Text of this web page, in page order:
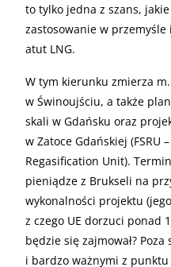
to tylko jedna z szans,
zastosowanie w
atut LNG.
W tym kierunku zmierza
w Świnoujściu, a także
skali w Gdańsku oraz
w Zatoce Gdańskiej (FSRU
Regasification Unit).
pieniądze z Brukseli na
wykonalności projektu
z czego UE dorzuci ponad
będzie się zajmował?
i bardzo ważnymi z